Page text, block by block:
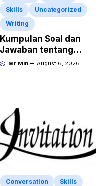
Skills
Uncategorized
Writing
Kumpulan Soal dan
Jawaban tentang
Report Text Terbaru
Mr Min August 6, 2026
Conversation
Skills